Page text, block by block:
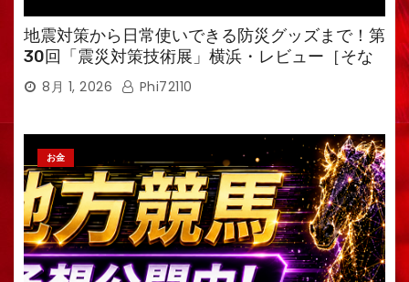
地震対策から日常使いできる防災グッズまで！第
30回「震災対策技術展」横浜・レビュー［そな
えるTV・高荷智也］
8月 1, 2026 Phi72110
お金